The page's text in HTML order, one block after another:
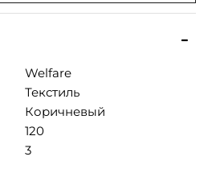
Welfare
Текстиль
Коричневый
120
3